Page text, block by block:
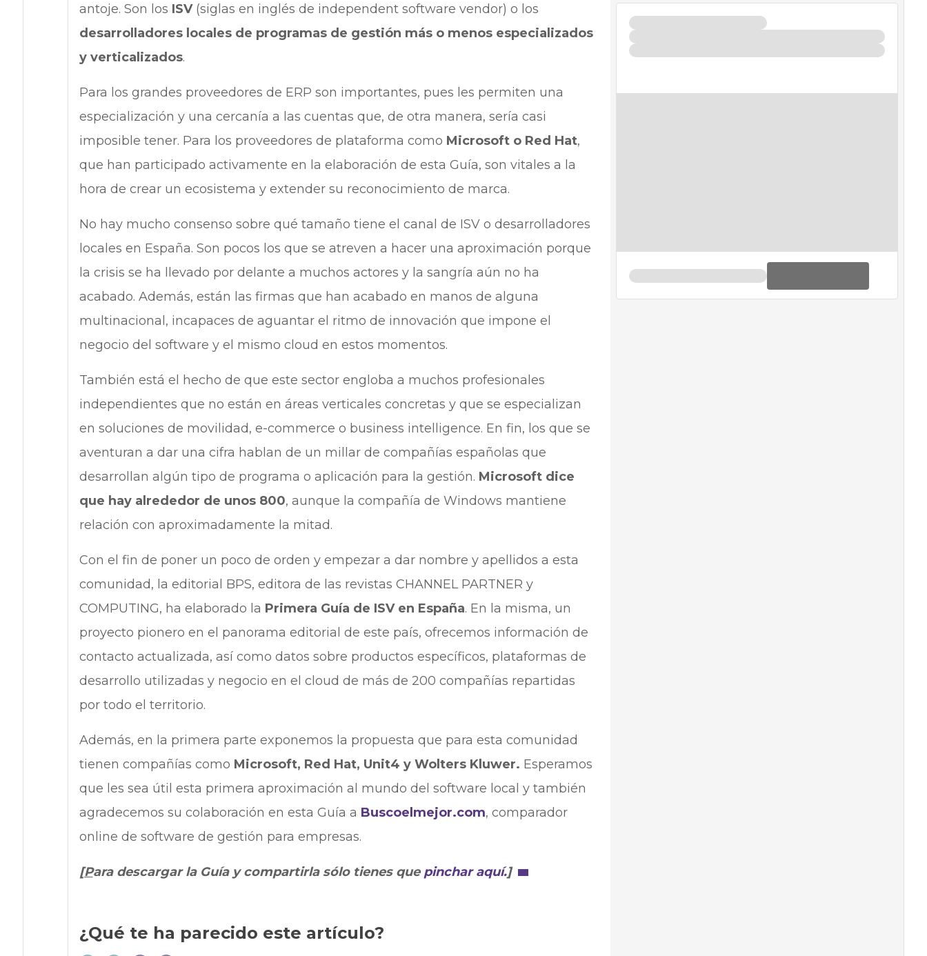
antoje. Son los ISV(siglas en inglés de independent software vendor) o los
desarrolladores locales de programas de gestión más o menos especializados
y verticalizados.
Para los grandes proveedores de ERP son importantes, pues les permiten una
especialización y una cercanía a las cuentas que, de otra manera, sería casi
imposible tener. Para los proveedores de plataforma como Microsoft o Red Hat,
que han participado activamente en la elaboración de esta Guía, son vitales a la
hora de crear un ecosistema y extender su reconocimiento de marca.
No hay mucho consenso sobre qué tamaño tiene el canal de ISV o desarrolladores
locales en España. Son pocos los que se atreven a hacer una aproximación porque
la crisis se ha llevado por delante a muchos actores y la sangría aún no ha
acabado. Además, están las firmas que han acabado en manos de alguna
multinacional, incapaces de aguantar el ritmo de innovación que impone el
negocio del software y el mismo cloud en estos momentos.
También está el hecho de que este sector engloba a muchos profesionales
independientes que no están en áreas verticales concretas y que se especializan
en soluciones de movilidad, e-commerce o business intelligence. En fin, los que se
aventuran a dar una cifra hablan de un millar de compañías españolas que
desarrollan algún tipo de programa o aplicación para la gestión. Microsoft dice
que hay alrededor de unos 800, aunque la compañía de Windows mantiene
relación con aproximadamente la mitad.
Con el fin de poner un poco de orden y empezar a dar nombre y apellidos a esta
comunidad, la editorial BPS, editora de las revistas CHANNEL PARTNER y
COMPUTING, ha elaborado la Primera Guía de ISV en España. En la misma, un
proyecto pionero en el panorama editorial de este país, ofrecemos información de
contacto actualizada, así como datos sobre productos específicos, plataformas de
desarrollo utilizadas y negocio en el cloud de más de 200 compañías repartidas
por todo el territorio.
Además, en la primera parte exponemos la propuesta que para esta comunidad
tienen compañías como Microsoft, Red Hat, Unit4 y Wolters Kluwer. Esperamos
que les sea útil esta primera aproximación al mundo del software local y también
agradecemos su colaboración en esta Guía a Buscoelmejor.com, comparador
online de software de gestión para empresas.
[Para descargar la Guía y compartirla sólo tienes que pinchar aquí.]
¿Qué te ha parecido este artículo?